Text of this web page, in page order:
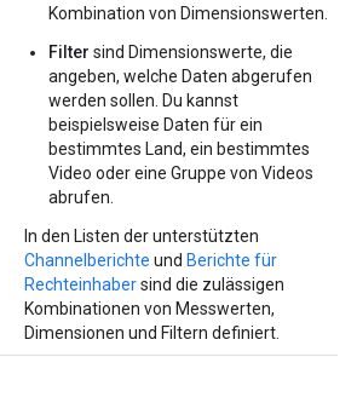
Kombination von Dimensionswerten.
Filter sind Dimensionswerte, die
angeben, welche Daten abgerufen
werden sollen. Du kannst
beispielsweise Daten für ein
bestimmtes Land, ein bestimmtes
Video oder eine Gruppe von Videos
abrufen.
In den Listen der unterstützten
Channelberichte und Berichte für
Rechteinhabersind die zulässigen
Kombinationen von Messwerten,
Dimensionen und Filtern definiert.